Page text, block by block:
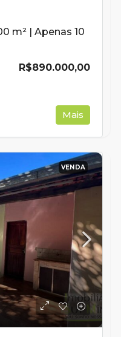
m² | Apenas 10
R$890.000,00
Mais
VENDA